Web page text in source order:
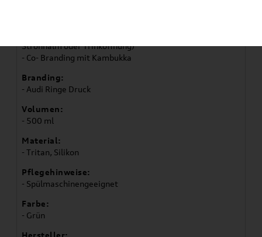
Strohhalm oder Trinköffnung)
- Co- Branding mit Kambukka
Branding:
- Audi Ringe Druck
Volumen:
- 500 ml
Material:
- Tritan, Silikon
Pflegehinweise:
- Spülmaschinengeeignet
Farbe:
- Grün